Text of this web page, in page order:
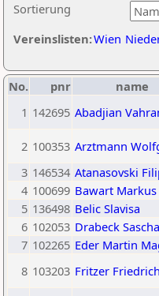
Sortierung
Vereinslisten:Wien
No. pnr name
1 142695 Abadjian
2 100353 Arztmann
3 146534 Atanasovski
4 100699 Bawart Markus
5 136498 Belic Slavisa
6 102053 Drabeck Sascha
7 102265 Eder Martin
8 103203 Fritzer